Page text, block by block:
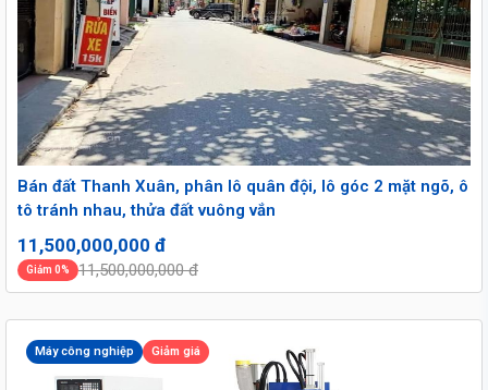
Bán đất Thanh Xuân, phân lô quân đội, lô góc 2 mặt ngõ, ô
tô tránh nhau, thửa đất vuông vắn
11,500,000,000 đ
Giảm 0% 11,500,000,000 đ
Máy công nghiệp Giảm giá